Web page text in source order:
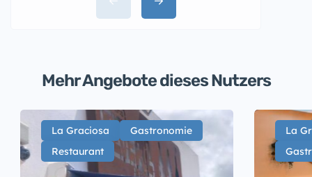
Mehr Angebote dieses Nutzers
La Graciosa
Gastronomie
Restaurant
La